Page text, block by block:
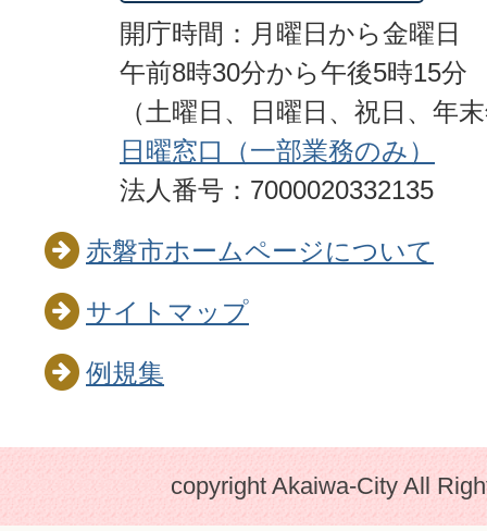
開庁時間：月曜日から金曜日
午前8時30分から午後5時15分
（土曜日、日曜日、祝日、年
日曜窓口（一部業務のみ）
法人番号：7000020332135
赤磐市ホームページについて
サイトマップ
例規集
copyright Akaiwa-City All